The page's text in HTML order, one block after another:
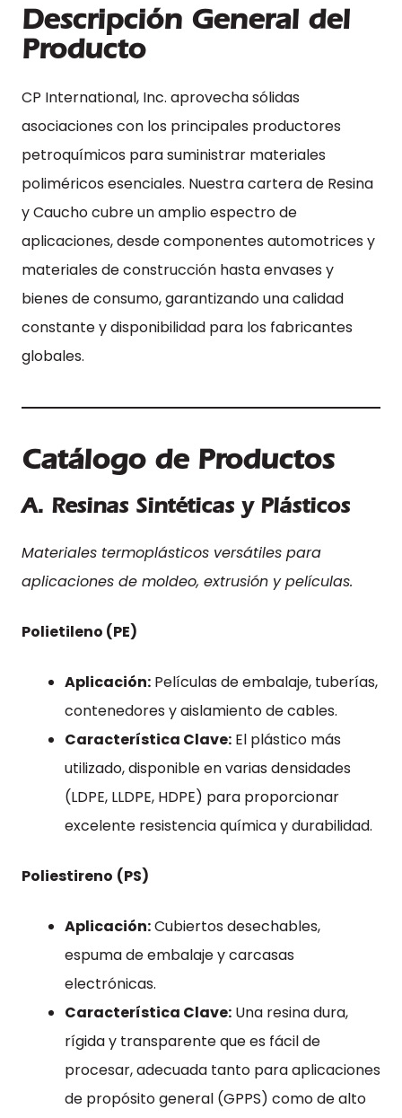
Descripción General del
Producto
CP International, Inc. aprovecha sólidas
asociaciones con los principales productores
petroquímicos para suministrar materiales
poliméricos esenciales. Nuestra cartera de Resina
y Caucho cubre un amplio espectro de
aplicaciones, desde componentes automotrices y
materiales de construcción hasta envases y
bienes de consumo, garantizando una calidad
constante y disponibilidad para los fabricantes
globales.
Catálogo de Productos
A. Resinas Sintéticas y Plásticos
Materiales termoplásticos versátiles para
aplicaciones de moldeo, extrusión y películas.
Polietileno (PE)
Aplicación: Películas de embalaje, tuberías,
contenedores y aislamiento de cables.
Característica Clave: El plástico más
utilizado, disponible en varias densidades
(LDPE, LLDPE, HDPE) para proporcionar
excelente resistencia química y durabilidad.
Poliestireno (PS)
Aplicación:Cubiertos desechables,
espuma de embalaje y carcasas
electrónicas.
Característica Clave: Una resina dura,
rígida y transparente que es fácil de
procesar, adecuada tanto para aplicaciones
de propósito general (GPPS) como de alto